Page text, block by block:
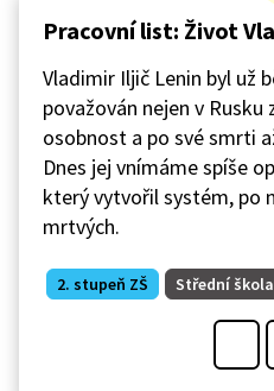
Pracovní list: Život
Vladimir Iljič Lenin byl už
považován nejen v
osobnost a po své smrti
Dnes jej vnímáme spíše
který vytvořil systém, po
mrtvých.
2. stupeň ZŠ Střední škola